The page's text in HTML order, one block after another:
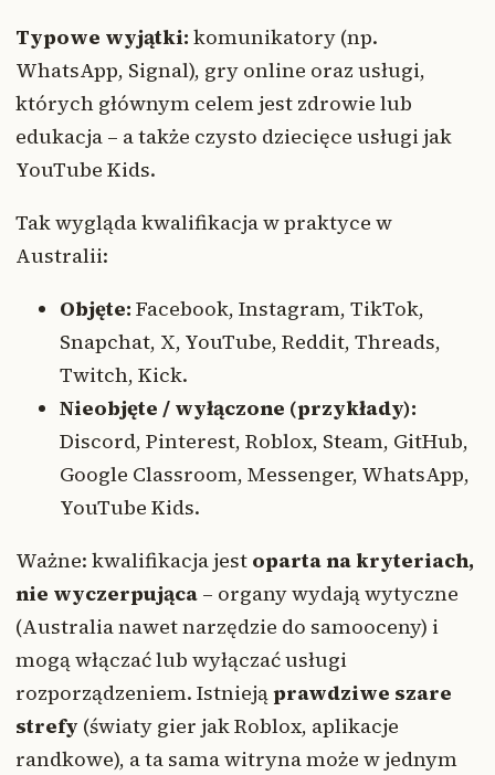
Typowe wyjątki: komunikatory (np.
WhatsApp, Signal), gry online oraz usługi,
których głównym celem jest zdrowie lub
edukacja – a także czysto dziecięce usługi jak
YouTube Kids.
Tak wygląda kwalifikacja w praktyce w
Australii:
Objęte: Facebook, Instagram, TikTok,
Snapchat, X, YouTube, Reddit, Threads,
Twitch, Kick.
Nieobjęte / wyłączone (przykłady):
Discord, Pinterest, Roblox, Steam, GitHub,
Google Classroom, Messenger, WhatsApp,
YouTube Kids.
Ważne: kwalifikacja jest oparta na kryteriach,
nie wyczerpująca – organy wydają wytyczne
(Australia nawet narzędzie do samooceny) i
mogą włączać lub wyłączać usługi
rozporządzeniem. Istniejąprawdziwe szare
strefy (światy gier jak Roblox, aplikacje
randkowe), a ta sama witryna może w jednym